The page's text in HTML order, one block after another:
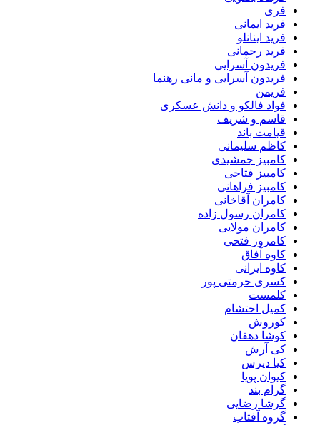
فری
فرید ایمانی
فرید اینانلو
فرید رحمانی
فریدون آسرایی
فریدون آسرایی و مانی رهنما
فریمن
فواد فالکو و دانش عسکری
قاسم و شریف
قیامت باند
کاظم سلیمانی
کامبیز جمشیدی
کامبیز فتاحی
کامبیز فراهانی
کامران آقاخانی
کامران رسول زاده
کامران مولایی
کامروز فتحی
کاوه آفاق
کاوه ایرانی
کسری حرمتی پور
کلمست
کمیل احتشام
کوروش
کوشا دهقان
کی آرش
کیا دپرس
کیوان پویا
گرام بند
گرشا رضایی
گروه آفتاب